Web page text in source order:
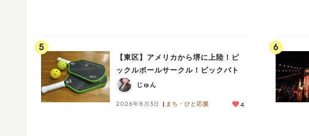
5
【東区】アメリカから堺に上陸！ピ
ックルボールサークル！ピックバト
じゅん
2026年8月3日 まち・ひと応援 4
6